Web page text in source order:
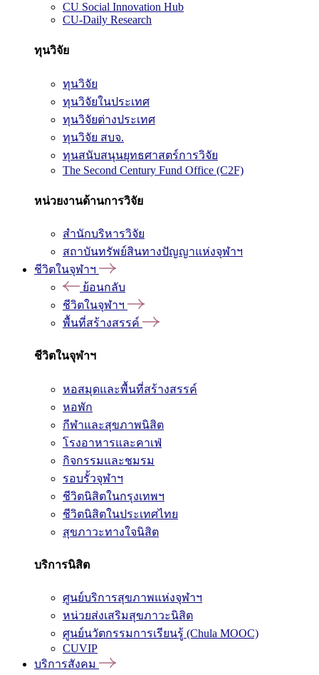
CU Social Innovation Hub
CU-Daily Research
ทุนวิจัย
ทุนวิจัย
ทุนวิจัยในประเทศ
ทุนวิจัยต่างประเทศ
ทุนวิจัย สบจ.
ทุนสนับสนุนยุทธศาสตร์การวิจัย
The Second Century Fund Office (C2F)
หน่วยงานด้านการวิจัย
สำนักบริหารวิจัย
สถาบันทรัพย์สินทางปัญญาแห่งจุฬาฯ
ชีวิตในจุฬาฯ
ย้อนกลับ
ชีวิตในจุฬาฯ
พื้นที่สร้างสรรค์
ชีวิตในจุฬาฯ
หอสมุดและพื้นที่สร้างสรรค์
หอพัก
กีฬาและสุขภาพนิสิต
โรงอาหารและคาเฟ่
กิจกรรมและชมรม
รอบรั้วจุฬาฯ
ชีวิตนิสิตในกรุงเทพฯ
ชีวิตนิสิตในประเทศไทย
สุขภาวะทางใจนิสิต
บริการนิสิต
ศูนย์บริการสุขภาพแห่งจุฬาฯ
หน่วยส่งเสริมสุขภาวะนิสิต
ศูนย์นวัตกรรมการเรียนรู้ (Chula MOOC)
CUVIP
บริการสังคม